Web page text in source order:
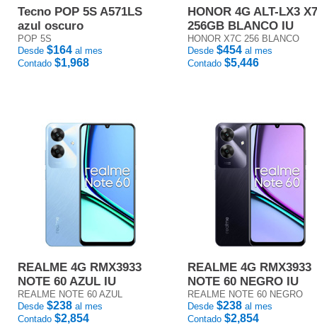
Tecno POP 5S A571LS
azul oscuro
POP 5S
Desde $164 al mes
Contado $1,968
HONOR 4G ALT-LX3
256GB BLANCO IU
HONOR X7C 256 BLANCO
Desde $454 al mes
Contado $5,446
REALME 4G RMX3933
NOTE 60 AZUL IU
REALME NOTE 60 AZUL
Desde $238 al mes
Contado $2,854
REALME 4G RMX3933
NOTE 60 NEGRO IU
REALME NOTE 60 NEGRO
Desde $238 al mes
Contado $2,854